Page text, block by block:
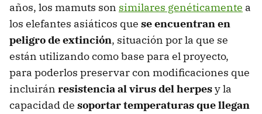
años, los mamuts son similares genéticamente a
los elefantes asiáticos que se encuentran en
peligro de extinción, situación por la que se
están utilizando como base para el proyecto,
para poderlos preservar con modificaciones que
incluirán resistencia al virus del herpesy la
capacidad de soportar temperaturas que llegan